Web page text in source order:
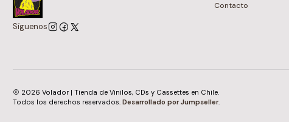
Síguenos
Contacto
2026 Volador | Tienda de Vinilos, CDs y Cassettes en Chile.
Todos los derechos reservados. Desarrollado por Jumpseller.